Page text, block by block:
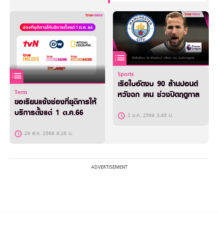
Term
ขอเรียนแจ้งช่องที่ยุติการให้
บริการตั้งแต่ 1 ต.ค.66
29 ส.ค. 2566 9:29 น.
Sports
เรือใบอัดงบ 90 ล้านปอนด์
หวังฉก เคน ช่วงปิดฤดูกาล
2 ม.ค. 2564 3:45 น.